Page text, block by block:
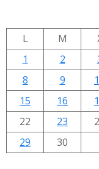
L
M
1
2
8
9
15
16
22
23
29
30